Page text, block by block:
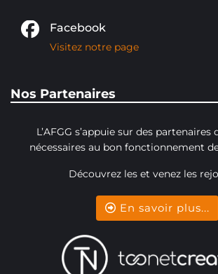
Facebook
Visitez notre page
Nos Partenaires
L’AFGG s’appuie sur des partenaires
nécessaires au bon fonctionnement
Découvrez les et venez les
En savoir plus...